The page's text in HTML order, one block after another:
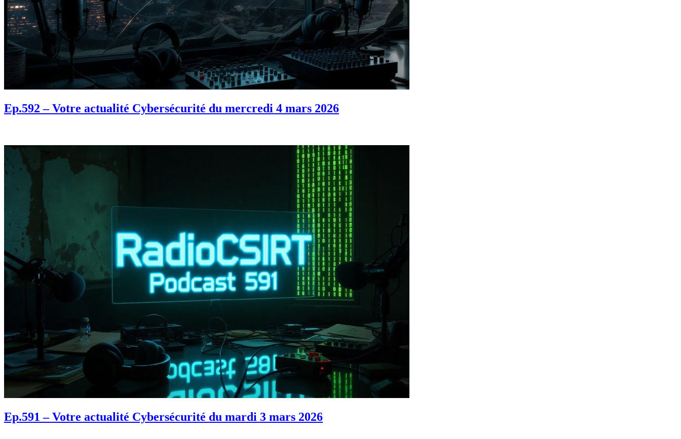
Ep.592 – Votre actualité Cybersécurité du mercredi 4 mars 2026
Ep.591 – Votre actualité Cybersécurité du mardi 3 mars 2026